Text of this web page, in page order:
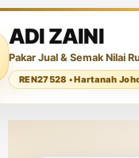
ADI ZAINI
Pakar Jual & Semak Nilai
REN27528 • Hartanah